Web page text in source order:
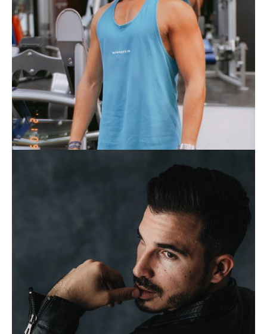
JALY_91
FOODIE
JAVIER CORDURA
CELEBRITIES